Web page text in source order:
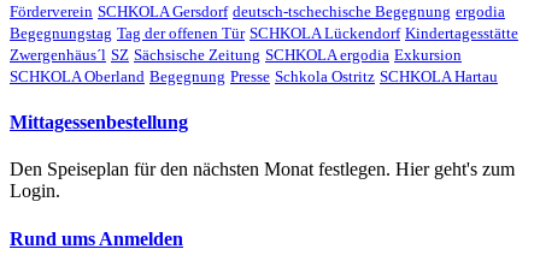
Förderverein SCHKOLA Gersdorf deutsch-tschechische Begegnung ergodia
Begegnungstag Tag der offenen Tür SCHKOLA Lückendorf Kindertagesstätte
Zwergenhäus´l SZ Sächsische Zeitung SCHKOLA ergodia Exkursion
SCHKOLA Oberland Begegnung Presse Schkola Ostritz SCHKOLA Hartau
Mittagessenbestellung
Den Speiseplan für den nächsten Monat festlegen. Hier geht's zum
Login.
Rund ums Anmelden